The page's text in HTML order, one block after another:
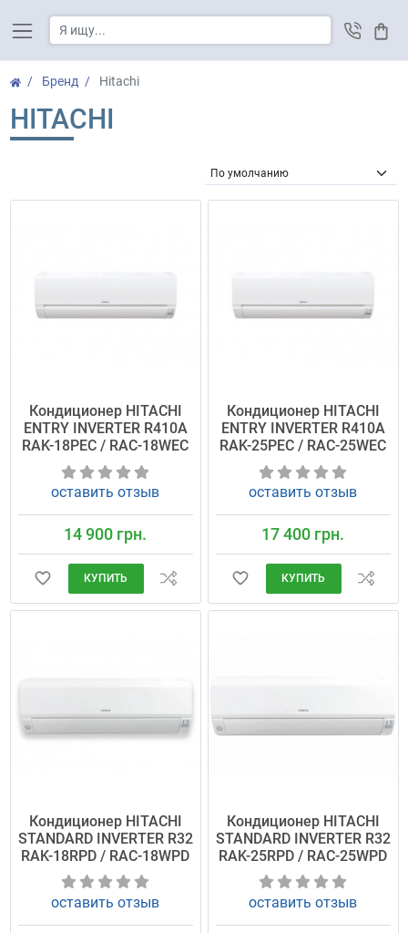
Бренд Hitachi
HITACHI
Кондиционер HITACHI
ENTRY INVERTER R410A
RAK-18PEC / RAC-18WEC
оставить отзыв
14 900 грн.
КУПИТЬ
Кондиционер HITACHI
ENTRY INVERTER R410A
RAK-25PEC / RAC-25WEC
оставить отзыв
17 400 грн.
КУПИТЬ
Кондиционер HITACHI
STANDARD INVERTER R32
RAK-18RPD / RAC-18WPD
оставить отзыв
Кондиционер HITACHI
STANDARD INVERTER R32
RAK-25RPD / RAC-25WPD
оставить отзыв